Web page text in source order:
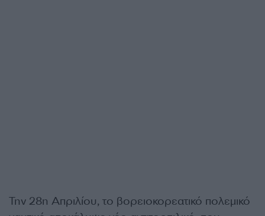
Την 28η Απριλίου, το βορειοκορεατικό πολεμικό